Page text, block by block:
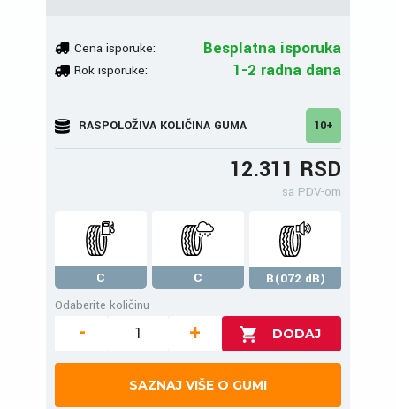
Cena isporuke: Besplatna isporuka
Rok isporuke: 1-2 radna dana
RASPOLOŽIVA KOLIČINA GUMA 10+
12.311 RSD
sa PDV-om
C C
B(072 dB)
Odaberite količinu
- +
SAZNAJ VIŠE O GUMI